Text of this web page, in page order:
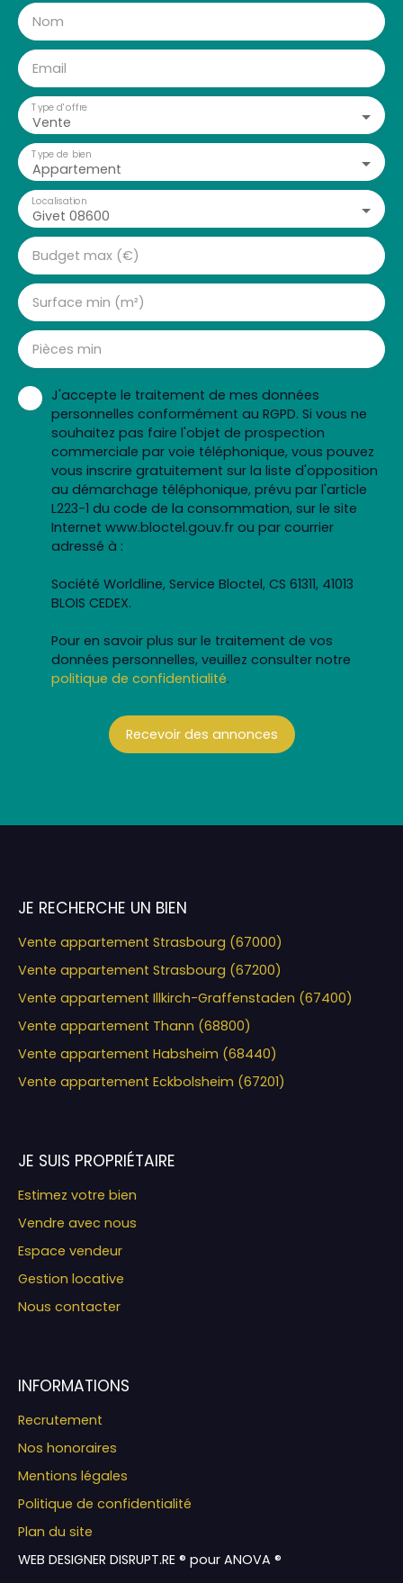
Nom
Email
Vente
Type d'offre
Appartement
Type de bien
Givet 08600
Localisation
Budget max (€)
Surface min (m²)
Pièces min
J'accepte le traitement de mes données
personnelles conformément au RGPD. Si vous ne
souhaitez pas faire l'objet de prospection
commerciale par voie téléphonique, vous pouvez
vous inscrire gratuitement sur la liste d'opposition
au démarchage téléphonique, prévu par l'article
L223-1 du code de la consommation, sur le site
Internet www.bloctel.gouv.fr ou par courrier
adressé à :
Société Worldline, Service Bloctel, CS 61311, 41013
BLOIS CEDEX.
Pour en savoir plus sur le traitement de vos
données personnelles, veuillez consulter notre
politique de confidentialité.
Recevoir des annonces
JE RECHERCHE UN BIEN
Vente appartement Strasbourg (67000)
Vente appartement Strasbourg (67200)
Vente appartement Illkirch-Graffenstaden (67400)
Vente appartement Thann (68800)
Vente appartement Habsheim (68440)
Vente appartement Eckbolsheim (67201)
JE SUIS PROPRIÉTAIRE
Estimez votre bien
Vendre avec nous
Espace vendeur
Gestion locative
Nous contacter
INFORMATIONS
Recrutement
Nos honoraires
Mentions légales
Politique de confidentialité
Plan du site
WEB DESIGNER DISRUPT.RE ® pour ANOVA ®